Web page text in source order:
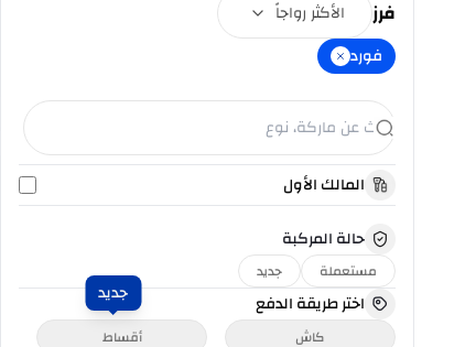
فرز
الأكثر رواجاً
فورد
المالك الأول
حالة المركبة
مستعملة جديد
اختر طريقة الدفع
كاش
جديد
أقساط